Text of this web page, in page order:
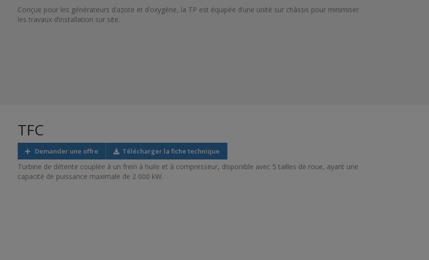
Conçue pour les générateurs d’azote et d’oxygène, la TP est équipée d’une unité sur châssis pour minimiser
les travaux d’installation sur site.
TFC
Demander une offre Télécharger la fiche technique
Turbine de détente couplée à un frein à huile et à compresseur, disponible avec 5 tailles de roue, ayant une
capacité de puissance maximale de 2 000 kW.